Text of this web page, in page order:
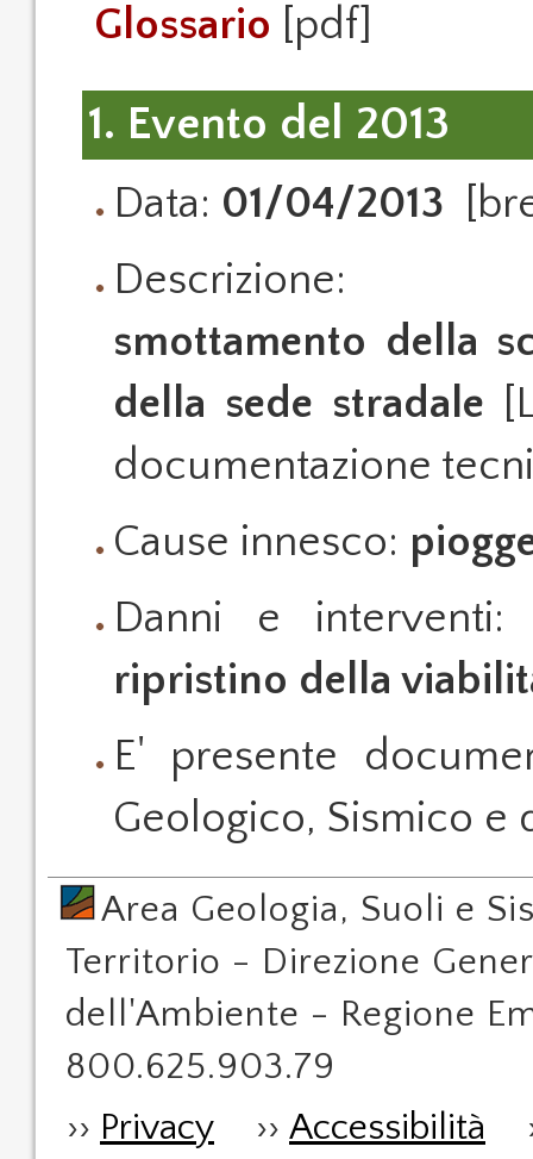
Glossario [pdf]
1. Evento del 2013
Data: 01/04/2013
Descrizione:
smottamento della
della sede stradale
documentazione
Cause innesco:
Danni e
ripristino della
E' presente
Geologico, Sismico e
Area Geologia, Suoli e
Territorio - Direzione
dell'Ambiente - Regione
800.625.903.79
›› Privacy ›› Accessibilità